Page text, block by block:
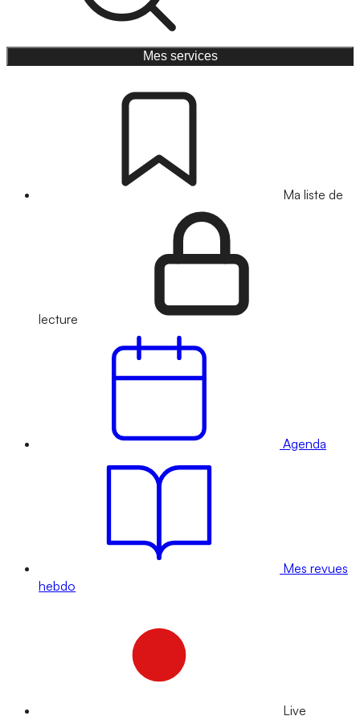
Mes services
Ma liste de
lecture
Agenda
Mes revues
hebdo
Live